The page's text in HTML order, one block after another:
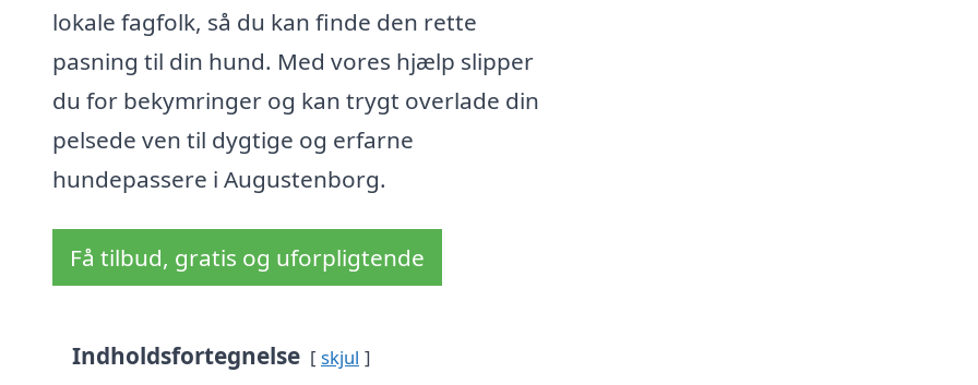
lokale fagfolk, så du kan finde den rette
pasning til din hund. Med vores hjælp slipper
du for bekymringer og kan trygt overlade din
pelsede ven til dygtige og erfarne
hundepassere i Augustenborg.
Få tilbud, gratis og uforpligtende
Indholdsfortegnelse skjul